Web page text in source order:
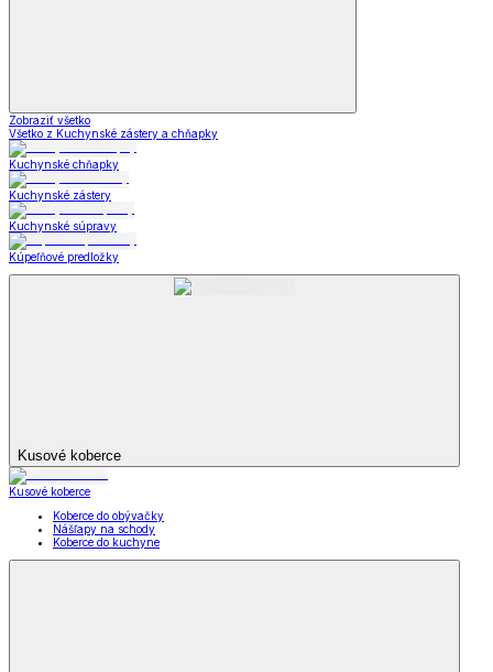
Zobraziť všetko
Všetko z Kuchynské zástery a chňapky
Kuchynské chňapky
Kuchynské zástery
Kuchynské súpravy
Kúpeľňové predložky
Kusové koberce
Kusové koberce
Koberce do obývačky
Nášľapy na schody
Koberce do kuchyne